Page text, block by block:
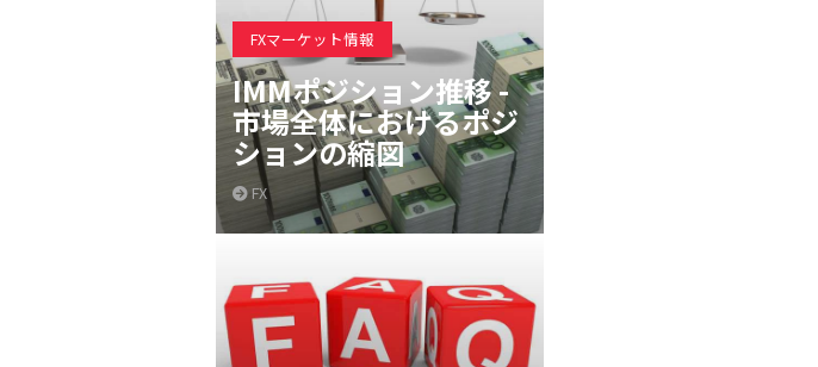
FXマーケット情報
IMMポジション推移 -
市場全体におけるポジ
ションの縮図
FX